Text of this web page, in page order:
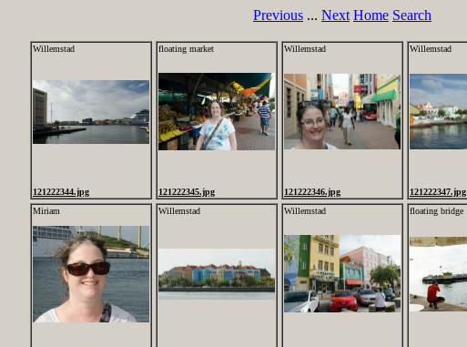
Previous ... Next Home Search
Willemstad
121222344.jpg
floating market
121222345.jpg
Willemstad
121222346.jpg
Willemstad
121222347.jpg
Miriam
Willemstad Willemstad floating bridge